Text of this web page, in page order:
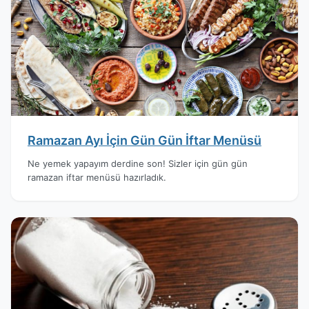
Ramazan Ayı İçin Gün Gün İftar Menüsü
Ne yemek yapayım derdine son! Sizler için gün gün
ramazan iftar menüsü hazırladık.